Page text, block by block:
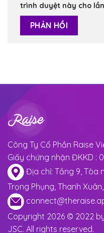
trình duyệt này cho
Công Ty Cổ Phần Raise
Giấy chứng nhận ĐKKD :
Địa chỉ: Tầng 9, Tòa
Trọng Phụng, Thanh
Copyright 2026 © 2022
JSC. All rights reserved.